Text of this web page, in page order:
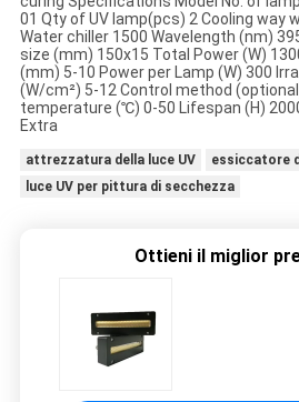
01 Qty of UV lamp(pcs) 2 Cooling way
Water chiller 1500 Wavelength (nm)
size (mm) 150x15 Total Power (W)
(mm) 5-10 Power per Lamp (W) 300
(W/cm²) 5-12 Control method
temperature (℃) 0-50 Lifespan (H)
Extra
attrezzatura della luce UV
essiccatore
luce UV per pittura di secchezza
Ottieni il miglior